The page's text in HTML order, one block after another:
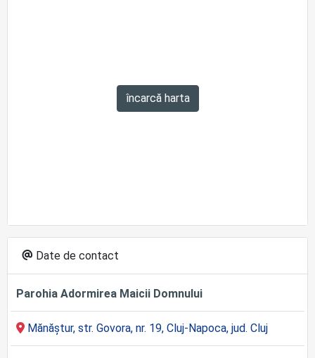
încarcă harta
Date de contact
Parohia Adormirea Maicii Domnului
Mănăștur, str. Govora, nr. 19, Cluj-Napoca, jud. Cluj